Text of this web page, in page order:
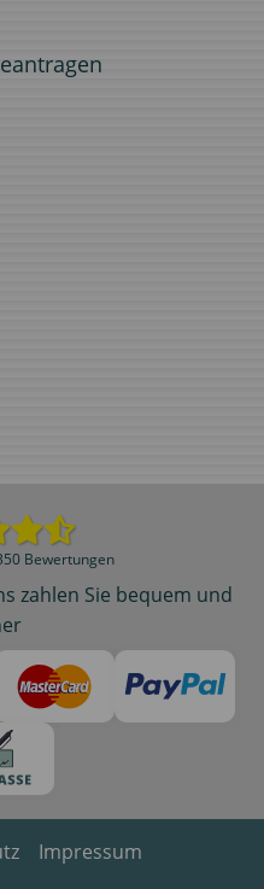
Bewertungen
zahlen Sie bequem und
Impressum